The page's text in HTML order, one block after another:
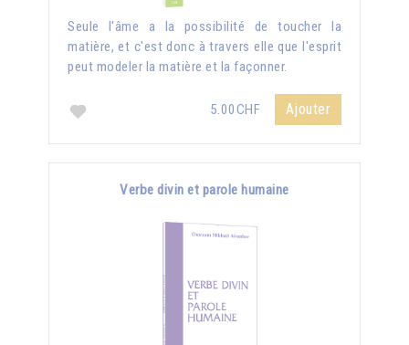
Seule l'âme a la possibilité de toucher la
matière, et c'est donc à travers elle que l'esprit
peut modeler la matière et la façonner.
5.00CHF Ajouter
Verbe divin et parole humaine